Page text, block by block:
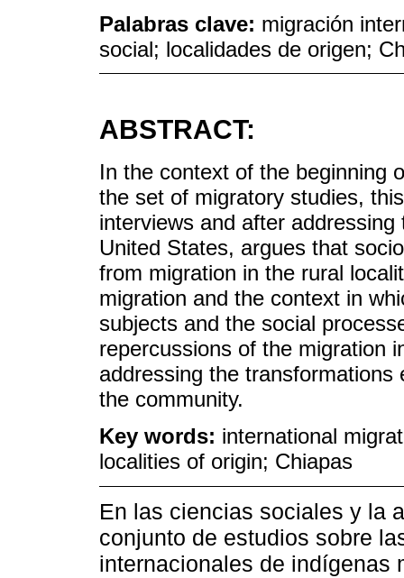
Palabras clave: migración
social; localidades de origen;
ABSTRACT:
In the context of the beginning
the set of migratory studies,
interviews and after
United States, argues that
from migration in the rural
migration and the context in
subjects and the social
repercussions of the migration
addressing the
the community.
Key words: international
localities of origin; Chiapas
En las ciencias sociales y la
conjunto de estudios sobre
internacionales de indígenas